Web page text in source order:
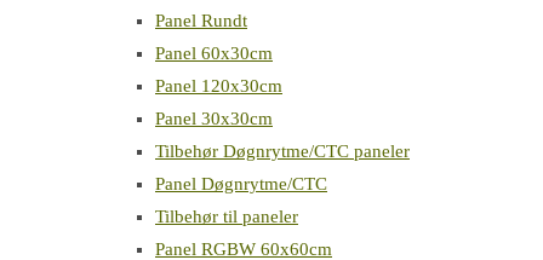
Panel Rundt
Panel 60x30cm
Panel 120x30cm
Panel 30x30cm
Tilbehør Døgnrytme/CTC paneler
Panel Døgnrytme/CTC
Tilbehør til paneler
Panel RGBW 60x60cm